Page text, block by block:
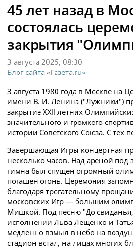
45 лет назад в
состоялась
закрытия
3 августа 2025, 08:30
Блог сайта «Газета.ru»
3 августа 1980 года в Москве на
имени В. И. Ленина ("Лужники")
закрытие XXII летних
значительного и громкого
истории Советского Союза. С тех
Завершающая Игры концертная
несколько часов. Над ареной под
гимна был спущен огромный
погашен огонь. Церемония
благодаря трогательному
московских Игр — большим
Мишкой. Под песню "До
исполнении Льва Лещенко и
медленно взмыл в небо на
стадион встал, на лицах многих